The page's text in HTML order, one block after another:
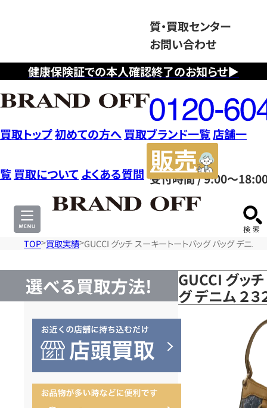
健康保険証での本人確認終了のお知らせ▶
質・買取センター
お問い合わせ
フ
リ
ー
ダ
イ
ヤ
ル
0120604117
受付時間 / 9:00～
買取トップ初めての方へ 買取ブランド一覧店舗一
覧 買取について よくある質問
サ
TOP 買取実績 GUCCI グッチ スーキートートバッグ バッグ デニム
選べる買取方法!
GUCCI グッ
グ デニム ２３